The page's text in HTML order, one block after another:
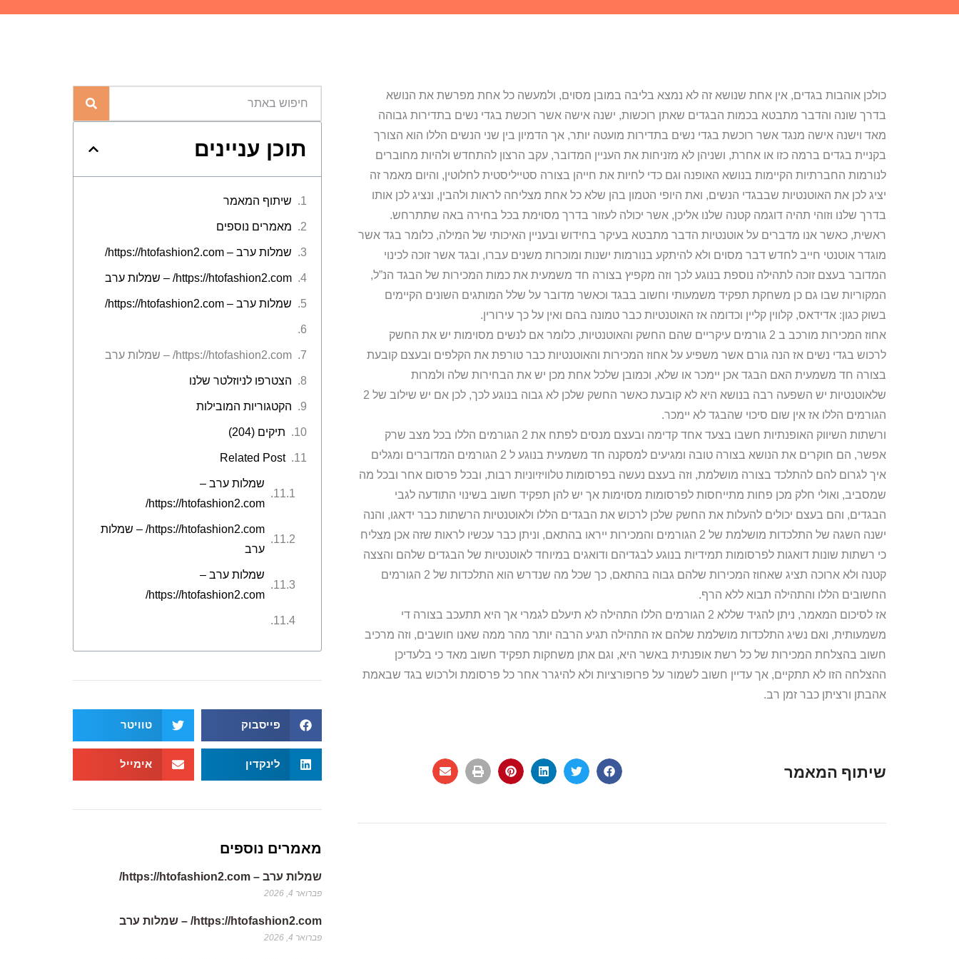
כולכן אוהבות בגדים, אין אחת שנושא זה לא נמצא בליבה במובן מסוים, ולמעשה כל אחת מפרשת את הנושא
בדרך שונה והדבר מתבטא בכמות הבגדים שאתן רוכשות, ישנה אישה אשר רוכשת בגדי נשים בתדירות גבוהה
מאד וישנה אישה מנגד אשר רוכשת בגדי נשים בתדירות מועטה יותר, אך הדמיון בין שני הנשים הללו הוא הצורך
בקניית בגדים ברמה כזו או אחרת, ושניהן לא מזניחות את העניין המדובר, עקב הרצון להתחדש ולהיות מחוברים
לנורמות החברתיות הקיימות בנושא האופנה וגם כדי לחיות את חייהן בצורה סטייליסטית לחלוטין, והיום מאמר זה
יציג לכן את האוטנטיות שבבגדי הנשים, ואת היופי הטמון בהן שלא כל אחת מצליחה לראות ולהבין, ונציג לכן אותו
בדרך שלנו וזוהי תהיה דוגמה קטנה שלנו אליכן, אשר יכולה לעזור בדרך מסוימת בכל בחירה באה שתתרחש.
ראשית, כאשר אנו מדברים על אוטנטיות הדבר מתבטא בעיקר בחידוש ובעניין האיכותי של המילה, כלומר בגד אשר
מוגדר אוטנטי חייב לחדש דבר מסוים ולא להיתקע בנורמות ישנות ומוכרות משנים עברו, ובגד אשר זוכה לכינוי
המדובר בעצם זוכה לתהילה נוספת בנוגע לכך וזה מקפיץ בצורה חד משמעית את כמות המכירות של הבגד הנ”ל,
המקוריות שבו גם כן משחקת תפקיד משמעותי וחשוב בבגד וכאשר מדובר על שלל המותגים השונים הקיימים
בשוק כגון: אדידאס, קלווין קליין וכדומה אז האוטנטיות כבר טמונה בהם ואין על כך עירורין.
אחוז המכירות מורכב ב 2 גורמים עיקריים שהם החשק והאוטנטיות, כלומר אם לנשים מסוימות יש את החשק
לרכוש בגדי נשים אז הנה גורם אשר משפיע על אחוז המכירות והאוטנטיות כבר טורפת את הקלפים ובעצם קובעת
בצורה חד משמעית האם הבגד אכן יימכר או שלא, וכמובן שלכל אחת מכן יש את הבחירות שלה ולמרות
שלאוטנטיות יש השפעה רבה בנושא היא לא קובעת כאשר החשק שלכן לא גבוה בנוגע לכך, לכן אם יש שילוב של 2
הגורמים הללו אז אין שום סיכוי שהבגד לא יימכר.
ורשתות השיווק האופנתיות חשבו בצעד אחד קדימה ובעצם מנסים לפתח את 2 הגורמים הללו בכל מצב שרק
אפשר, הם חוקרים את הנושא בצורה טובה ומגיעים למסקנה חד משמעית בנוגע ל 2 הגורמים המדוברים ומגלים
איך לגרום להם להתלכד בצורה מושלמת, וזה בעצם נעשה בפרסומות טלוויזיוניות רבות, ובכל פרסום אחר ובכל מה
שמסביב, ואולי חלק מכן פחות מתייחסות לפרסומות מסוימות אך יש להן תפקיד חשוב בשינוי התודעה לגבי
הבגדים, והם בעצם יכולים להעלות את החשק שלכן לרכוש את הבגדים הללו ולאוטנטיות הרשתות כבר ידאגו, והנה
ישנה השגה של התלכדות מושלמת של 2 הגורמים והמכירות ייראו בהתאם, וניתן כבר עכשיו לראות שזה אכן מצליח
כי רשתות שונות דואגות לפרסומות תמידיות בנוגע לבגדיהם ודואגים במיוחד לאוטנטיות של הבגדים שלהם והצצה
קטנה ולא ארוכה תציג שאחוז המכירות שלהם גבוה בהתאם, כך שכל מה שנדרש הוא התלכדות של 2 הגורמים
החשובים הללו והתהילה תבוא ללא הרף.
אז לסיכום המאמר, ניתן להגיד שללא 2 הגורמים הללו התהילה לא תיעלם לגמרי אך היא תתעכב בצורה די
משמעותית, ואם נשיג התלכדות מושלמת שלהם אז התהילה תגיע הרבה יותר מהר ממה שאנו חושבים, וזה מרכיב
חשוב בהצלחת המכירות של כל רשת אופנתית באשר היא, וגם אתן משחקות תפקיד חשוב מאד כי בלעדיכן
ההצלחה הזו לא תתקיים, אך עדיין חשוב לשמור על פרופורציות ולא להיגרר אחר כל פרסומת ולרכוש בגד שבאמת
אהבתן ורציתן כבר זמן רב.
שיתוף המאמר
תוכן עניינים
שיתוף המאמר
מאמרים נוספים
שמלות ערב – https://htofashion2.com/
https://htofashion2.com/ – שמלות ערב
שמלות ערב – https://htofashion2.com/
https://htofashion2.com/ – שמלות ערב
הצטרפו לניוזלטר שלנו
הקטגוריות המובילות
תיקים (204)
Related Post
שמלות ערב –
https://htofashion2.com/
https://htofashion2.com/ – שמלות
ערב
שמלות ערב –
https://htofashion2.com/
פייסבוק טוויטר
לינקדין אימייל
מאמרים נוספים
שמלות ערב – https://htofashion2.com/
פברואר 4, 2026
https://htofashion2.com/ – שמלות ערב
פברואר 4, 2026